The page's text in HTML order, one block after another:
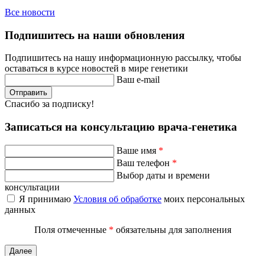
Все новости
Подпишитесь на наши обновления
Подпишитесь на нашу информационную рассылку, чтобы
оставаться в курсе новостей в мире генетики
Ваш e-mail
Отправить
Спасибо за подписку!
Записаться на консультацию врача-генетика
Ваше имя *
Ваш телефон *
Выбор даты и времени
консультации
Я принимаю Условия об обработке моих персональных
данных
Поля отмеченные * обязательны для заполнения
Далее